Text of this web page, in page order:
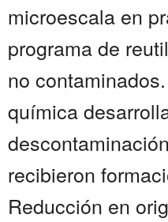
microescala en
programa de
no
química
recibieron
Reducción en